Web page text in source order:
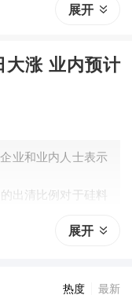
或迎来发展新机
展开
大涨 业内预计
业和业内人士表示
出清比例对于硅料
展开
热度 最新